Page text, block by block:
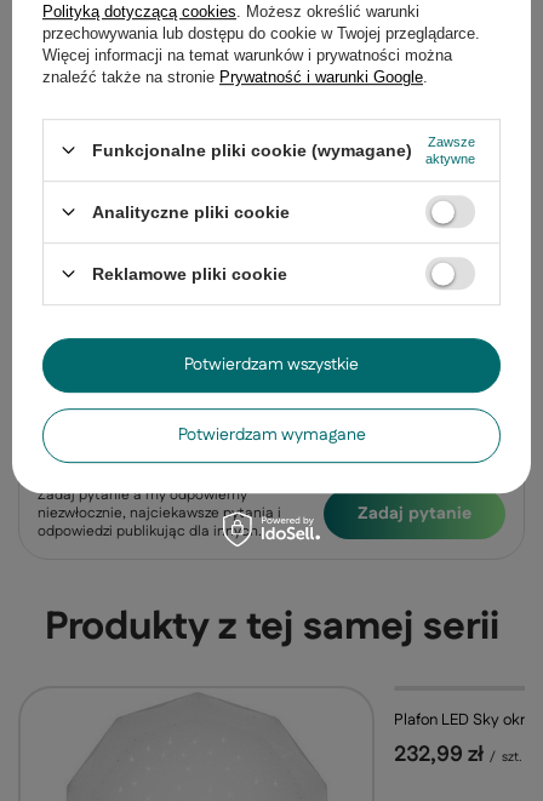
30dni na łatwy zwrot
Bezpieczne zakupy
Szczegółowe dane
Gwarancja
Opinie
Potrzebujesz pomocy? Masz pytania?
Zadaj pytanie a my odpowiemy
niezwłocznie, najciekawsze pytania i
odpowiedzi publikując dla innych.
Zadaj pytanie
Produkty z tej samej serii
Plafon LED Sky
232,99 zł / szt.
Polityką dotyczącą cookies . Możesz określić warunki
przechowywania lub dostępu do cookie w Twojej przeglądarce.
Więcej informacji na temat warunków i prywatności można
znaleźć także na stronie Prywatność i warunki Google
Funkcjonalne pliki cookie (wymagane)
Zawsze
aktywne
Analityczne pliki cookie
Reklamowe pliki cookie
Potwierdzam wymagane
Potwierdzam wszystkie